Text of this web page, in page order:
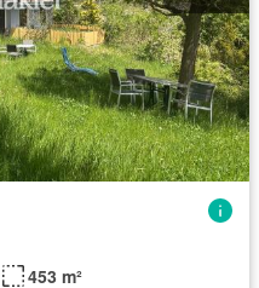
453 m²